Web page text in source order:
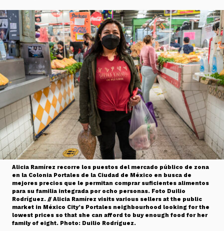
Alicia Ramírez recorre los puestos del mercado público de zona
en la Colonia Portales de la Ciudad de México en busca de
mejores precios que le permitan comprar suficientes alimentos
para su familia integrada por ocho personas. Foto Duilio
Rodríguez. // Alicia Ramírez visits various sellers at the public
market in México City’s Portales neighbourhood looking for the
lowest prices so that she can afford to buy enough food for her
family of eight. Photo: Duilio Rodríguez.